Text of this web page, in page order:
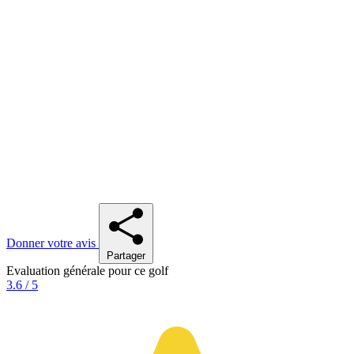
Donner votre avis
Partager
Evaluation générale pour ce golf
3.6 / 5